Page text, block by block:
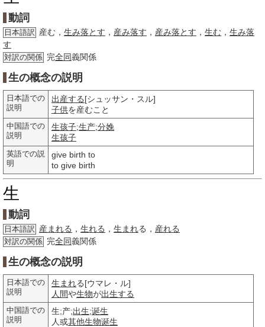
動詞
日本語訳 産む， 生み落とす ， 産み落す ， 産み落とす ， 生む ， 生み落
す
対訳の関係 完全同義関係
生の概念の説明
日本語での
説明
出産する[シュッサン・スル]
子供を産むこと
中国語での
説明
生孩子;生产;分娩
生孩子
英語での説
明
give birth to
to give birth
生
動詞
日本語訳 産まれる ， 生れる ， 生まれる， 産れる
対訳の関係 完全同義関係
生の概念の説明
日本語での
説明
生まれる[ウマレ・ル]
人間や生物が出生する
中国語での
説明
生;产;出生;诞生
人或其他生物诞生